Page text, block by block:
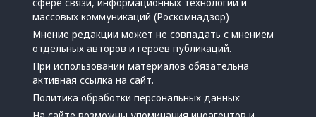
сфере связи, информационных технологий и
массовых коммуникаций (Роскомнадзор)
Мнение редакции может не совпадать с мнением
отдельных авторов и героев публикаций.
При использовании материалов обязательна
активная ссылка на сайт.
Политика обработки персональных данных